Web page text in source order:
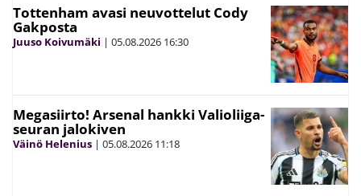
Tottenham avasi neuvottelut Cody
Gakposta
Juuso Koivumäki | 05.08.2026 16:30
Megasiirto! Arsenal hankki Valioliiga-
seuran jalokiven
Väinö Helenius | 05.08.2026 11:18